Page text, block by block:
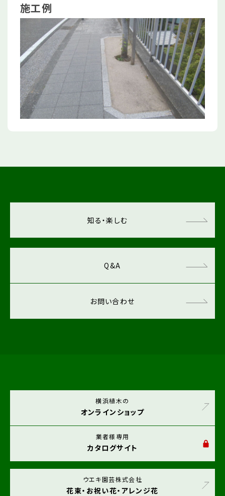
施工例
知る・楽しむ
Q&A
お問い合わせ
横浜植木の
オンラインショップ
業者様専用
カタログサイト
ウエキ園芸株式会社
花束・お祝い花・アレンジ花